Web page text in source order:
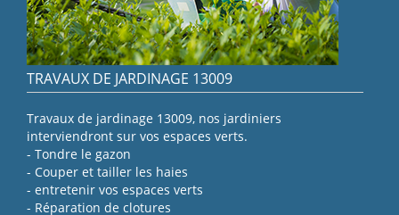
TRAVAUX DE JARDINAGE 13009
Travaux de jardinage 13009, nos jardiniers
interviendront sur vos espaces verts.
- Tondre le gazon
- Couper et tailler les haies
- entretenir vos espaces verts
- Réparation de clotures